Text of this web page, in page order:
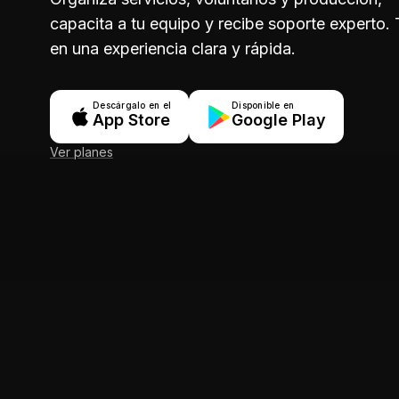
capacita a tu equipo y recibe soporte experto.
en una experiencia clara y rápida.
Descárgalo en el
App Store
Disponible en
Google Play
Ver planes